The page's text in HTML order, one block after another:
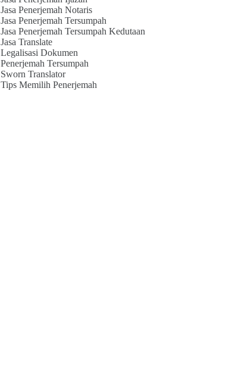
Jasa Penerjemah Notaris
Jasa Penerjemah Tersumpah
Jasa Penerjemah Tersumpah Kedutaan
Jasa Translate
Legalisasi Dokumen
Penerjemah Tersumpah
Sworn Translator
Tips Memilih Penerjemah